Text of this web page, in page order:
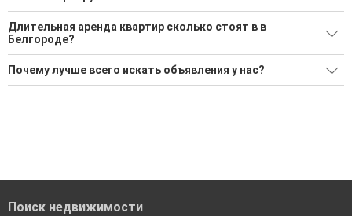
344 актуальных и проверенных объявления
Воспользуйтесь нашим поиском по новостройкам, для
подбора подходящего вам варианта
Длительная аренда квартир сколько стоят в в
Белгороде?
Минимальная цена: 9 000 Р. Максимальная цена: 75 000 Р;
Средняя: 24 913 Р
Почему лучше всего искать объявления у нас?
Поиск недвижимости